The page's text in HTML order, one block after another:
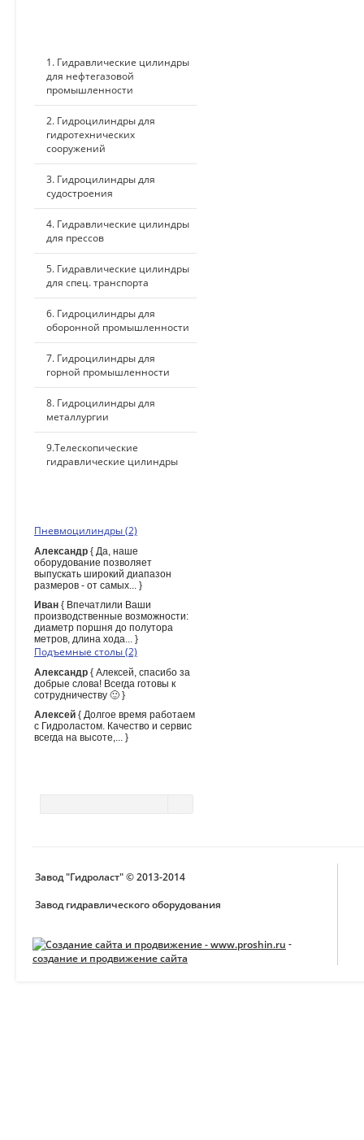
1. Гидравлические цилиндры
для нефтегазовой
промышленности
2. Гидроцилиндры для
гидротехнических
сооружений
3. Гидроцилиндры для
судостроения
4. Гидравлические цилиндры
для прессов
5. Гидравлические цилиндры
для спец. транспорта
6. Гидроцилиндры для
оборонной промышленности
7. Гидроцилиндры для
горной промышленности
8. Гидроцилиндры для
металлургии
9.Телескопические
гидравлические цилиндры
Пневмоцилиндры (2)
Александр { Да, наше
оборудование позволяет
выпускать широкий диапазон
размеров - от самых... }
Иван { Впечатлили Ваши
производственные возможности:
диаметр поршня до полутора
метров, длина хода... }
Подъемные столы (2)
Александр { Алексей, спасибо за
добрые слова! Всегда готовы к
сотрудничеству 🙂 }
Алексей { Долгое время работаем
с Гидроластом. Качество и сервис
всегда на высоте,... }
Завод "Гидроласт" © 2013-2014
Завод гидравлического оборудования
-
создание и продвижение сайта